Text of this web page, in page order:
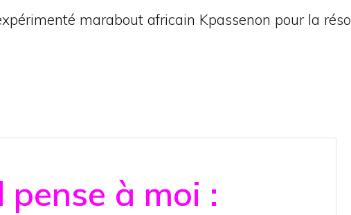
marabout africain Kpassenon pour la
pense à moi :